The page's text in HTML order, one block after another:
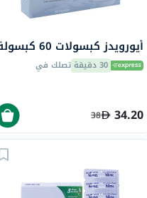
أيورويدز كبسولات 60 كبسولة
30 دقيقة تصلك في
34.20
38